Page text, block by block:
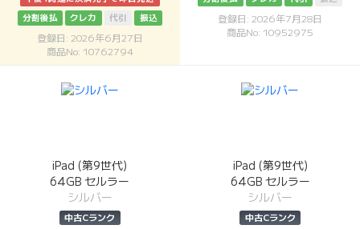
分割後払
クレカ 代引 振込
登録日: 2026年6月27日
商品No: 10762794
登録日: 2026年7月28日
商品No: 10952975
iPad (第9世代)
64GB セルラー
シルバー
中古Cランク
iPad (第9世代)
64GB セルラー
シルバー
中古Cランク